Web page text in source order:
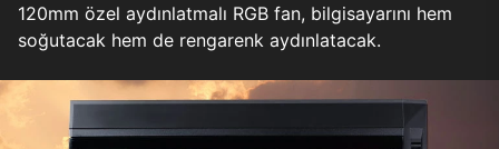
120mm özel aydınlatmalı RGB fan, bilgisayarını hem
soğutacak hem de rengarenk aydınlatacak.